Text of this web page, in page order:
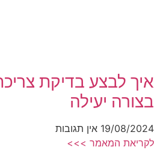
איך לבצע בדיקת
בצורה יעילה
19/08/2024 אין תגובות
לקריאת המאמר >>>